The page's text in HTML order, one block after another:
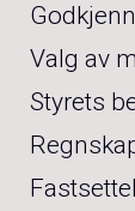
Valg av
Styrets